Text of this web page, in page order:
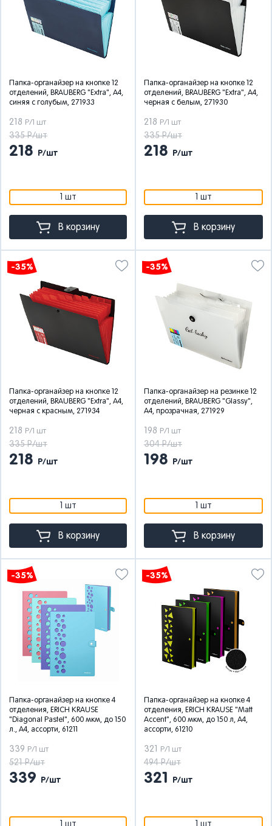
Папка-органайзер на кнопке 12
отделений, BRAUBERG "Extra", А4,
синяя с голубым, 271933
218 Р/1 шт
335 Р/шт
218 Р/шт
1 шт
В корзину
Папка-органайзер на кнопке 12
отделений, BRAUBERG "Extra", А4,
черная с белым, 271930
218 Р/1 шт
335 Р/шт
218 Р/шт
1 шт
В корзину
-35%
Папка-органайзер на кнопке 12
отделений, BRAUBERG "Extra", А4,
черная с красным, 271934
218 Р/1 шт
335 Р/шт
218 Р/шт
1 шт
В корзину
-35%
Папка-органайзер на резинке 12
отделений, BRAUBERG "Glassy",
А4, прозрачная, 271929
198 Р/1 шт
304 Р/шт
198 Р/шт
1 шт
В корзину
-35%
Папка-органайзер на кнопке 4
отделения, ERICH KRAUSE
"Diagonal Pastel", 600 мкм, до 150
л., А4, ассорти, 61211
339 Р/1 шт
521 Р/шт
339 Р/шт
1 шт
-35%
Папка-органайзер на кнопке 4
отделения, ERICH KRAUSE "Matt
Accent", 600 мкм, до 150 л, А4,
ассорти, 61210
321 Р/1 шт
494 Р/шт
321 Р/шт
1 шт